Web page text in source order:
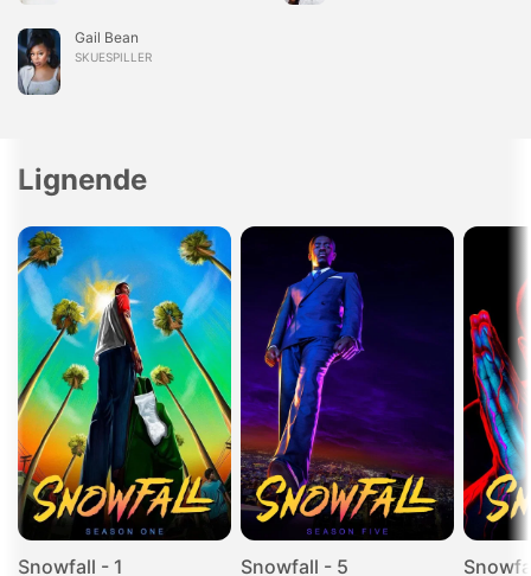
Gail Bean
SKUESPILLER
Lignende
Snowfall - 1 Snowfall - 5